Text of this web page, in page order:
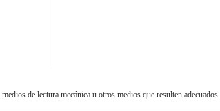
de lectura mecánica u otros medios que resulten adecuados.